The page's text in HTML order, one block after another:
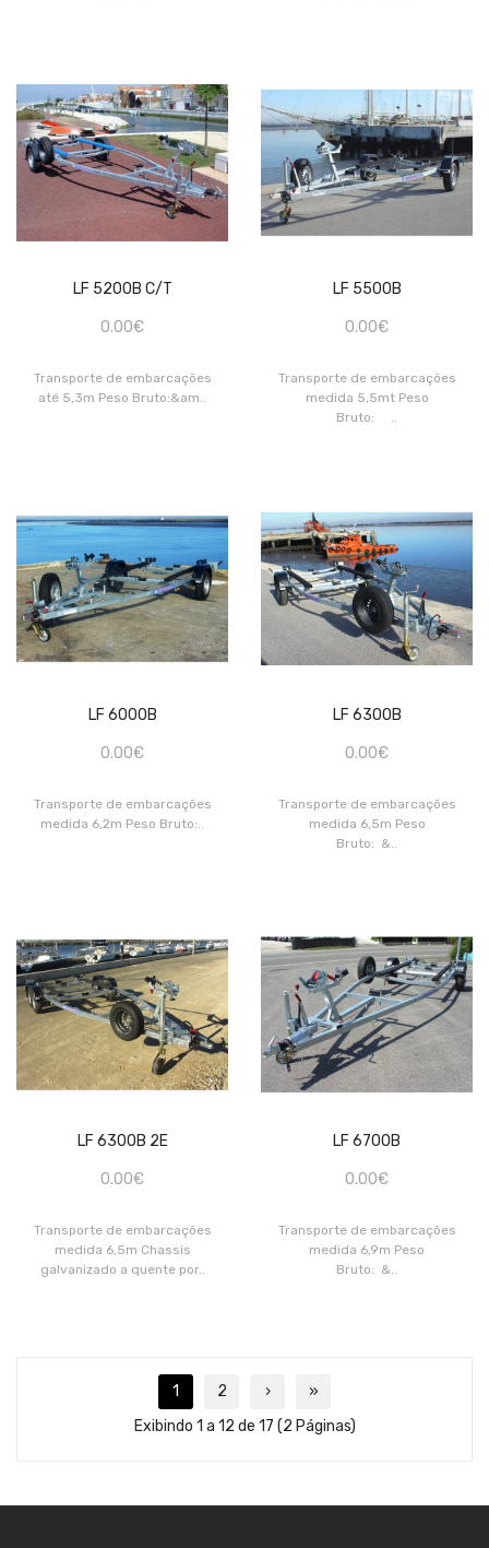
LF 5200B C/T
0.00€
Transporte de embarcações
até 5,3m Peso Bruto:&am..
LF 5500B
0.00€
Transporte de embarcações
medida 5,5mt Peso
Bruto: ..
LF 6000B
0.00€
Transporte de embarcações
medida 6,2m Peso Bruto:..
LF 6300B
0.00€
Transporte de embarcações
medida 6,5m Peso
Bruto: &..
LF 6300B 2E
0.00€
Transporte de embarcações
medida 6,5m Chassis
galvanizado a quente por..
LF 6700B
0.00€
Transporte de embarcações
medida 6,9m Peso
Bruto: &..
1 2 ›
»
Exibindo 1 a 12 de 17 (2 Páginas)